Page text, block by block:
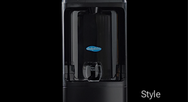
Style